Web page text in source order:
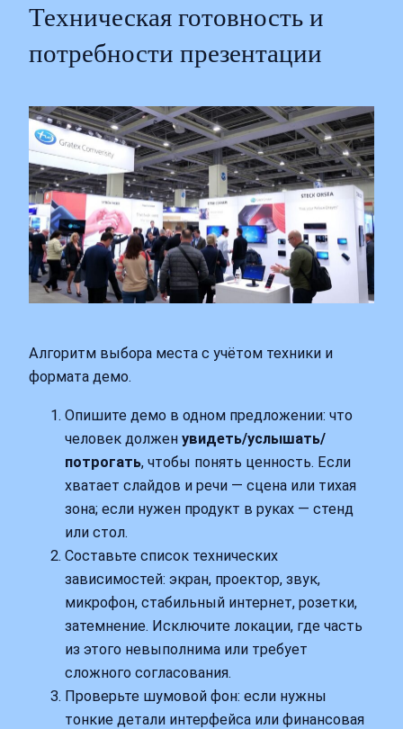
Техническая готовность и
потребности презентации
Алгоритм выбора места с учётом техники и
формата демо.
Опишите демо в одном предложении: что
человек должен увидеть/услышать/
потрогать, чтобы понять ценность. Если
хватает слайдов и речи — сцена или тихая
зона; если нужен продукт в руках — стенд
или стол.
Составьте список технических
зависимостей: экран, проектор, звук,
микрофон, стабильный интернет, розетки,
затемнение. Исключите локации, где часть
из этого невыполнима или требует
сложного согласования.
Проверьте шумовой фон: если нужны
тонкие детали интерфейса или финансовая